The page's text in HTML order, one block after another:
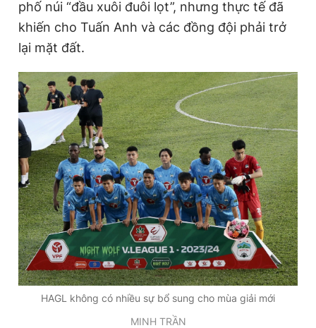
Tổng biên tập: Nguyễn Ngọc Toàn
Phó tổng biên tập thường trực: Hải Thành
Phó tổng biên tập: Lâm Hiếu Dũng
Phó tổng biên tập: Trần Việt Hưng
Giấy phép xuất bản số 110/GP - BTTTT cấp ngày 24.3.2020
© 2003-2026 Bản quyền thuộc về Báo Thanh Niên. Cấm sao
chép dưới mọi hình thức nếu không có sự chấp thuận bằng văn
bản. Phát triển bởi ePi Technologies, JSC.
phố núi “đầu xuôi đuôi lọt”, nhưng thực tế đã
khiến cho Tuấn Anh và các đồng đội phải trở
lại mặt đất.
HAGL không có nhiều sự bổ sung cho mùa giải mới
MINH TRẦN